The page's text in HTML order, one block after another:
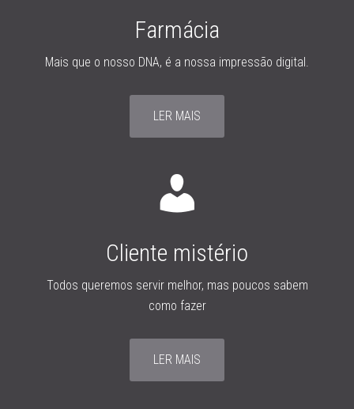
Farmácia
Mais que o nosso DNA, é a nossa impressão digital.
LER MAIS
Cliente mistério
Todos queremos servir melhor, mas poucos sabem
como fazer
LER MAIS